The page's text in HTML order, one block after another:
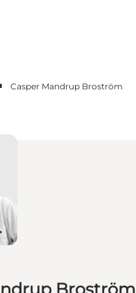
Casper Mandrup Broström